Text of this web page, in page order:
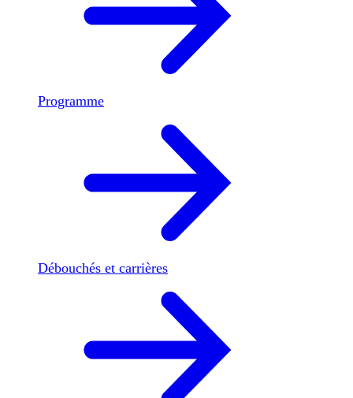
Programme
Débouchés et carrières